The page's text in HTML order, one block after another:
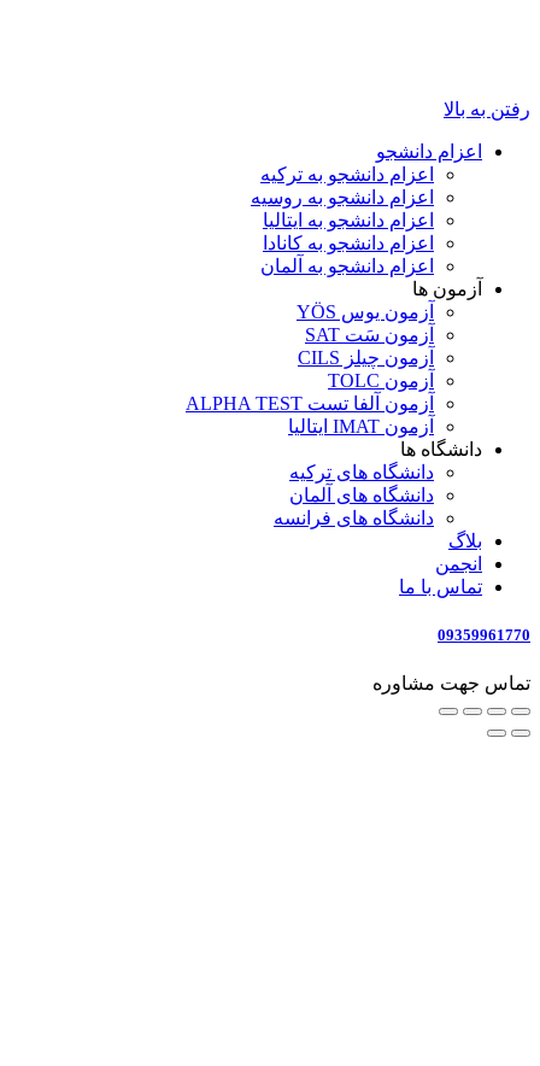
رفتن به بالا
اعزام دانشجو
اعزام دانشجو به ترکیه
اعزام دانشجو به روسیه
اعزام دانشجو به ایتالیا
اعزام دانشجو به کانادا
اعزام دانشجو به آلمان
آزمون ها
آزمون یوس YÖS
آزمون سَت SAT
آزمون چیلز CILS‌
آزمون TOLC
آزمون آلفا تست ALPHA TEST
آزمون IMAT ایتالیا
دانشگاه ها
دانشگاه های ترکیه
دانشگاه های آلمان
دانشگاه های فرانسه
بلاگ
انجمن
تماس با ما
09359961770
تماس جهت مشاوره